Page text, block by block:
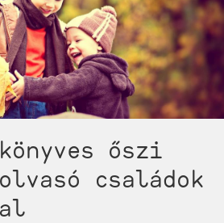
őszi
családok